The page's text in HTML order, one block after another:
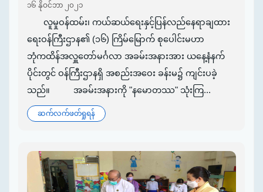
၁၆ နိုဝင်ဘာ ၂၀၂၁
လူမှုဝန်ထမ်း၊ ကယ်ဆယ်ရေးနှင့်ပြန်လည်နေရာချထား
ရေးဝန်ကြီးဌာန၏ (၁၆) ကြိမ်မြောက် စုပေါင်းမဟာ
ဘုံကထိန်အလှူတော်မင်္ဂလာ အခမ်းအနားအား ယနေ့နံနက်
ပိုင်းတွင် ဝန်ကြီးဌာနရှိ အစည်းအဝေး ခန်းမ၌ ကျင်းပခဲ့
သည်။ အခမ်းအနားကို "နမောတဿ" သုံးကြ...
ဆက်လက်ဖတ်ရှုရန်